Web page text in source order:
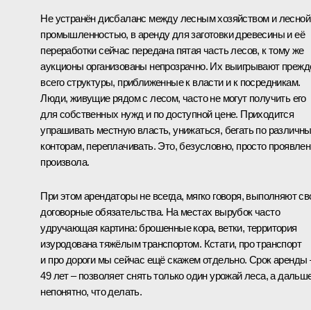
Не устранён дисбаланс между лесным хозяйством и лесной
промышленностью, в аренду для заготовки древесины и её
переработки сейчас передана пятая часть лесов, к тому же
аукционы организованы непрозрачно. Их выигрывают
всего структуры, приближенные к власти и к посредникам.
Люди, живущие рядом с лесом, часто не могут получить его
для собственных нужд и по доступной цене. Приходится
упрашивать местную власть, унижаться, бегать по
конторам, переплачивать. Это, безусловно, просто
произвола.
При этом арендаторы не всегда, мягко говоря, выполняют
договорные обязательства. На местах вырубок часто
удручающая картина: брошенные кора, ветки, территория
изуродована тяжёлым транспортом. Кстати, про транспорт
и про дороги мы сейчас ещё скажем отдельно. Срок аренды
49 лет – позволяет снять только один урожай леса, а
непонятно, что делать.